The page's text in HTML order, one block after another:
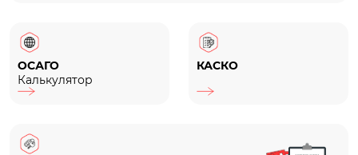
ОСАГО
Калькулятор
КАСКО